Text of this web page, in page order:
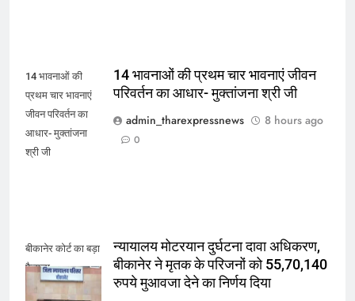
14 भावनाओं की
प्रथम चार भावनाएं
जीवन परिवर्तन का
आधार- मुक्तांजना
श्री जी
14 भावनाओं की प्रथम चार भावनाएं जीवन
परिवर्तन का आधार- मुक्तांजना श्री जी
admin_tharexpressnews
8 hours ago
0
बीकानेर कोर्ट का बड़ा
फैसला
न्यायालय मोटरयान दुर्घटना दावा अधिकरण,
बीकानेर ने मृतक के परिजनों को 55,70,140
रुपये मुआवजा देने का निर्णय दिया